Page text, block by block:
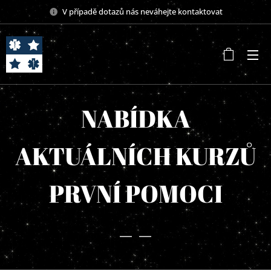
V případě dotazů nás neváhejte kontaktovat
NABÍDKA
AKTUÁLNÍCH KURZŮ
PRVNÍ POMOCI